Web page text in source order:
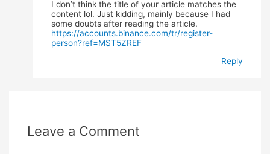
I don’t think the title of your article matches the
content lol. Just kidding, mainly because I had
some doubts after reading the article.
https://accounts.binance.com/tr/register-
person?ref=MST5ZREF
Reply
Leave a Comment